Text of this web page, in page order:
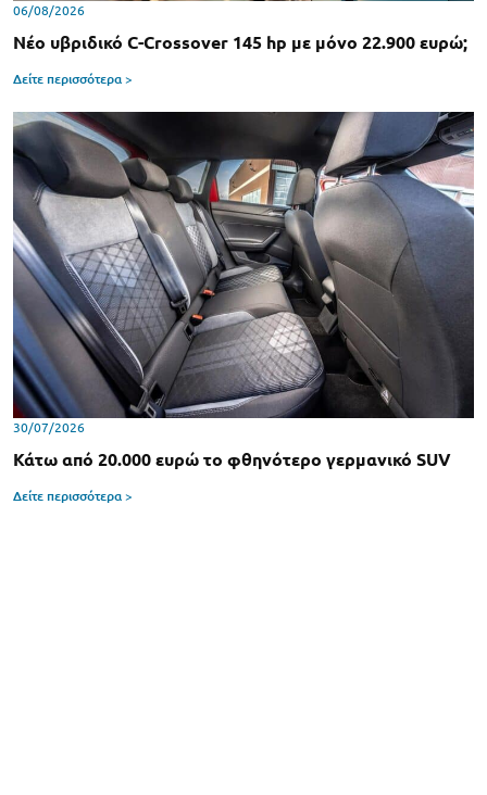
06/08/2026
Νέο υβριδικό C-Crossover 145 hp με μόνο 22.900 ευρώ;
Δείτε περισσότερα >
30/07/2026
Κάτω από 20.000 ευρώ το φθηνότερο γερμανικό SUV
Δείτε περισσότερα >